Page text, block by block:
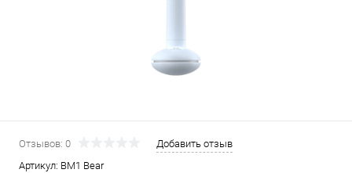
Отзывов: 0
Добавить отзыв
Артикул: BM1 Bear